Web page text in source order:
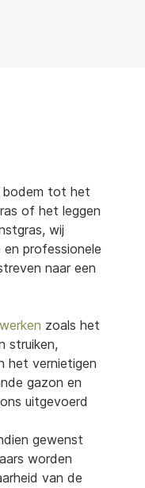
bodem tot het
of het leggen
wij
en professionele
naar een
zoals het
struiken,
het vernietigen
gazon en
uitgevoerd
gewenst
worden
van de